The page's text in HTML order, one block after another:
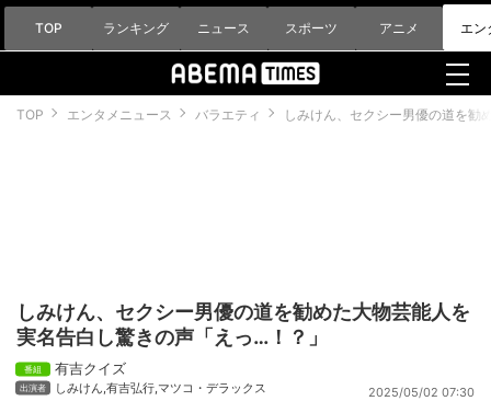
TOP ランキング ニュース スポーツ アニメ エン
TOP エンタメニュース バラエティ しみけん、セクシー男優の道を
しみけん、セクシー男優の道を勧めた大物芸能人を
実名告白し驚きの声「えっ…！？」
有吉クイズ
しみけん 有吉弘行 マツコ・デラックス 2025/05/02 07:30